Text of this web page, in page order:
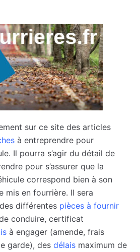
sur ce site des articles
à entreprendre pour
Il pourra s’agir du détail de
pour s’assurer que la
correspond bien à son
mis en fourrière. Il sera
différentes pièces à fournir
conduire, certificat
à engager (amende, frais
garde), des délais maximum de